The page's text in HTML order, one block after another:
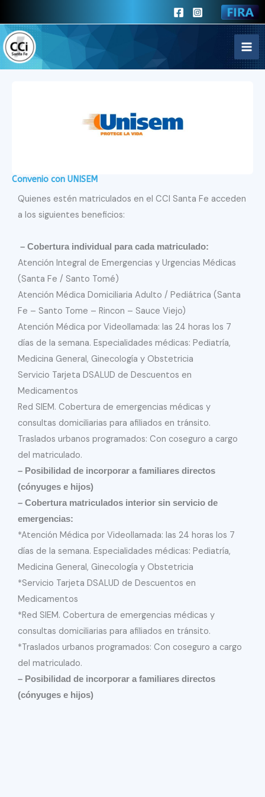
al
contenido
Convenio con UNISEM
Quienes estén matriculados en el CCI Santa Fe acceden
a los siguientes beneficios:
– Cobertura individual para cada matriculado:
Atención Integral de Emergencias y Urgencias Médicas
(Santa Fe / Santo Tomé)
Atención Médica Domiciliaria Adulto / Pediátrica (Santa
Fe – Santo Tome – Rincon – Sauce Viejo)
Atención Médica por Videollamada: las 24 horas los 7
días de la semana. Especialidades médicas: Pediatría,
Medicina General, Ginecología y Obstetricia
Servicio Tarjeta DSALUD de Descuentos en
Medicamentos
Red SIEM. Cobertura de emergencias médicas y
consultas domiciliarias para afiliados en tránsito.
Traslados urbanos programados: Con coseguro a cargo
del matriculado.
– Posibilidad de incorporar a familiares directos
(cónyuges e hijos)
– Cobertura matriculados interior sin servicio de
emergencias:
*Atención Médica por Videollamada: las 24 horas los 7
días de la semana. Especialidades médicas: Pediatría,
Medicina General, Ginecología y Obstetricia
*Servicio Tarjeta DSALUD de Descuentos en
Medicamentos
*Red SIEM. Cobertura de emergencias médicas y
consultas domiciliarias para afiliados en tránsito.
*Traslados urbanos programados: Con coseguro a cargo
del matriculado.
– Posibilidad de incorporar a familiares directos
(cónyuges e hijos)